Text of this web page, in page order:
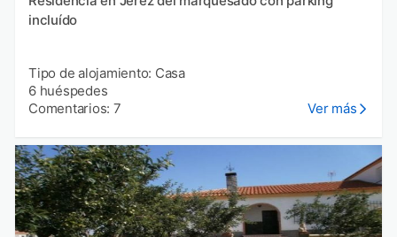
incluído
Tipo de alojamiento: Casa
6 huéspedes
Comentarios: 7
Ver más